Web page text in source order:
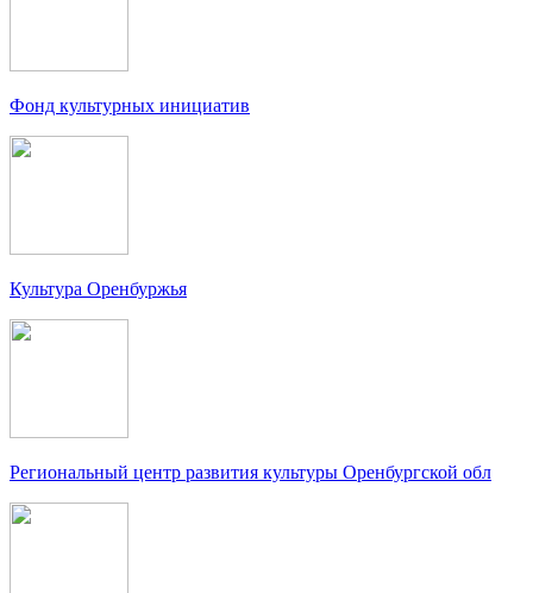
Фонд культурных инициатив
Культура Оренбуржья
Региональный центр развития культуры Оренбургской обл